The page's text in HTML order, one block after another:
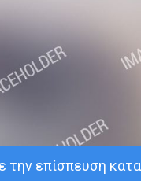
την επίσπευση